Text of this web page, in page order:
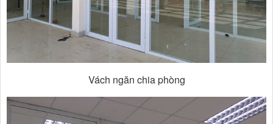
Vách ngăn chia phòng